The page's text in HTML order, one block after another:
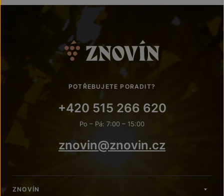
POTŘEBUJETE PORADIT?
+420 515 266 620
Po – Pá: 7:00 – 15:00
znovin@znovin.cz
ZNOVÍN